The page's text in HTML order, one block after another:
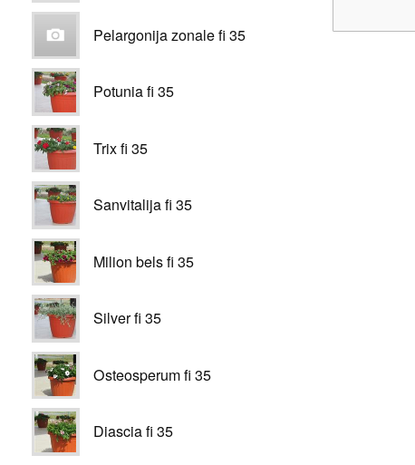
Pelargonija zonale fi 35
Potunia fi 35
Trix fi 35
Sanvitalija fi 35
Milion bels fi 35
Silver fi 35
Osteosperum fi 35
Diascia fi 35